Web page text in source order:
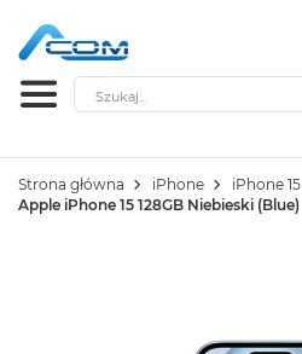
Szukaj
Strona główna iPhone
iPhone 15
Apple iPhone 15 128GB Niebieski (Blue)